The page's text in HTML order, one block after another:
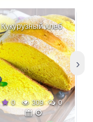
Кукурузный хлеб
0 309 0
›